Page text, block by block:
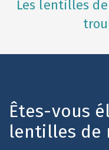
Les lentilles
Êtes-vous
lentilles de